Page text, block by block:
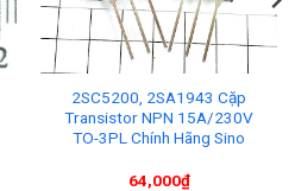
2SC5200, 2SA1943 Cặp
Transistor NPN 15A/230V
TO-3PL Chính Hãng Sino
64,000₫